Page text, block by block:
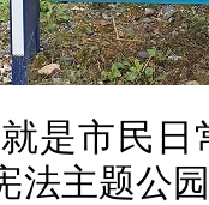
是市民
法主题公